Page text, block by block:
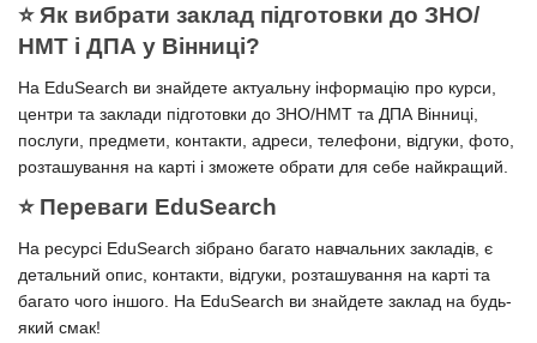
⭐️ Як вибрати заклад підготовки до ЗНО/
НМТ і ДПА у Вінниці?
На EduSearch ви знайдете актуальну інформацію про курси,
центри та заклади підготовки до ЗНО/НМТ та ДПА Вінниці,
послуги, предмети, контакти, адреси, телефони, відгуки, фото,
розташування на карті і зможете обрати для себе найкращий.
⭐️ Переваги EduSearch
На ресурсі EduSearch зібрано багато навчальних закладів, є
детальний опис, контакти, відгуки, розташування на карті та
багато чого іншого. На EduSearch ви знайдете заклад на будь-
який смак!